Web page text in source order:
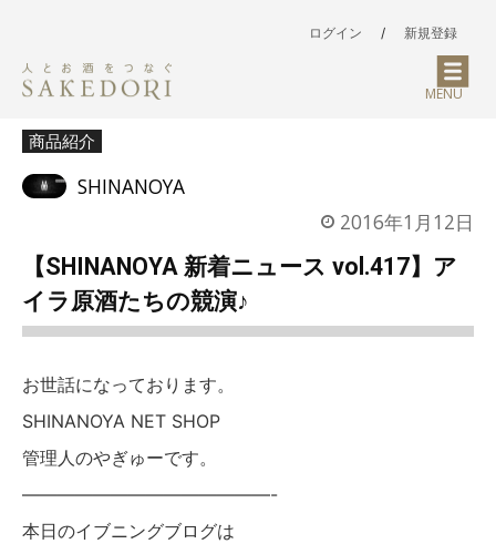
ログイン / 新規登録
MENU
商品紹介
SHINANOYA
2016年1月12日
【SHINANOYA 新着ニュース vol.417】ア
イラ原酒たちの競演♪
お世話になっております。
SHINANOYA NET SHOP
管理人のやぎゅーです。
——————————————-
本日のイブニングブログは